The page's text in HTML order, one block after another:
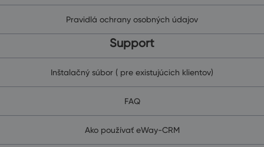
Pravidlá ochrany osobných údajov
Support
Inštalačný súbor ( pre existujúcich klientov)
FAQ
Ako používať eWay-CRM